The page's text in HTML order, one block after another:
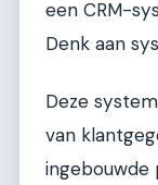
een CRM-
Denk aan
Deze
van
ingebouwde